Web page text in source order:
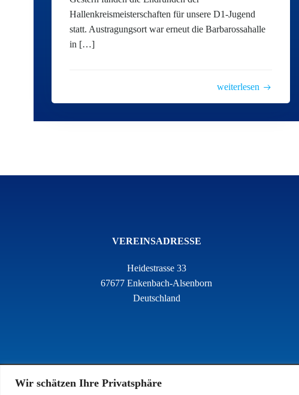
Wir schätzen Ihre Privatsphäre
Hallenkreismeisterschaften für unsere D1-Jugend
statt. Austragungsort war erneut die Barbarossahalle
in […]
weiterlesen
VEREINSADRESSE
Heidestrasse 33
67677 Enkenbach-Alsenborn
Deutschland